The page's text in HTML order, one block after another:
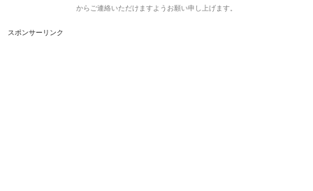
からご連絡いただけますようお願い申し上げます。
スポンサーリンク